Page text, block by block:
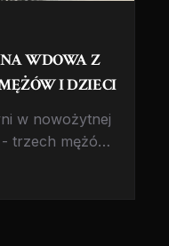
WDOWA Z
I DZIECI
w nowożytnej
- trzech mężów,